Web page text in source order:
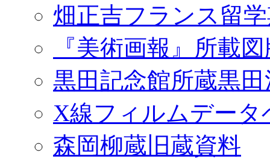
畑正吉フランス留
『美術画報』所載
黒田記念館所蔵黒
X線フィルムデータ
森岡柳蔵旧蔵資料